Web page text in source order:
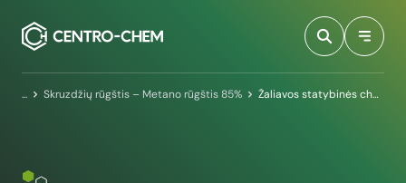
Pagrindinis puslapis
Skruzdžių rūgštis – Metano rūgštis 85% Žaliavos statybinės chemijos pramonei